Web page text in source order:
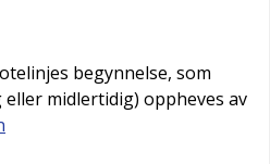
begynnelse, som
midlertidig) oppheves av